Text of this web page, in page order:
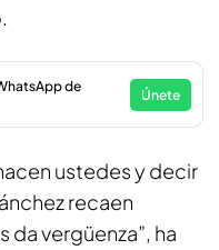
de
Únete
ustedes y decir
recaen
vergüenza”, ha